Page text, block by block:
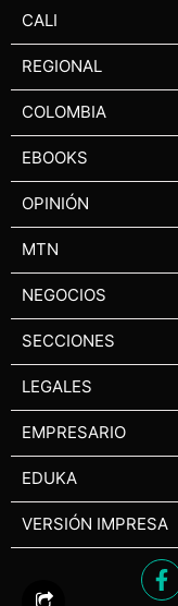
CALI
REGIONAL
COLOMBIA
EBOOKS
OPINIÓN
MTN
NEGOCIOS
SECCIONES
LEGALES
EMPRESARIO
EDUKA
VERSIÓN IMPRESA